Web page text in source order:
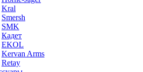
Kral
Smersh
SMK
Кадет
EKOL
Kervan Arms
Retay